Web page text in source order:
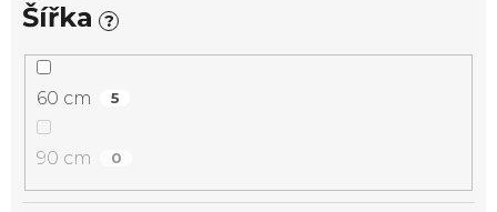
Šířka ?
60 cm 5
90 cm 0